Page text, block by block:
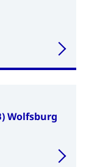
Wolfsburg